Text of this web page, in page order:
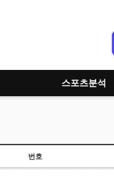
스포츠분석
번호